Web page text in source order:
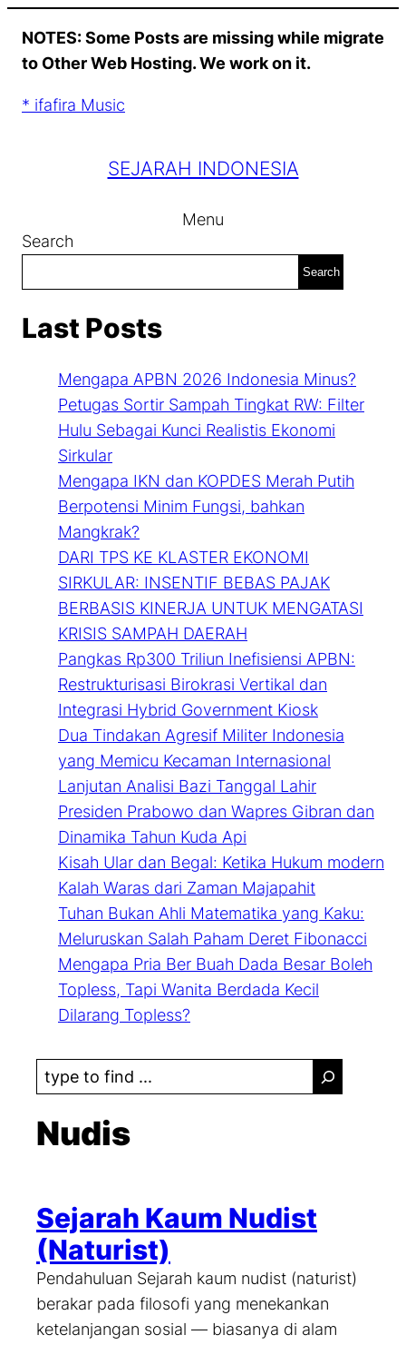
content
NOTES: Some Posts are missing while migrate
to Other Web Hosting. We work on it.
* ifafira Music
SEJARAH INDONESIA
Menu
Search
Search
Last Posts
Mengapa APBN 2026 Indonesia Minus?
Petugas Sortir Sampah Tingkat RW: Filter
Hulu Sebagai Kunci Realistis Ekonomi
Sirkular
Mengapa IKN dan KOPDES Merah Putih
Berpotensi Minim Fungsi, bahkan
Mangkrak?
DARI TPS KE KLASTER EKONOMI
SIRKULAR: INSENTIF BEBAS PAJAK
BERBASIS KINERJA UNTUK MENGATASI
KRISIS SAMPAH DAERAH
Pangkas Rp300 Triliun Inefisiensi APBN:
Restrukturisasi Birokrasi Vertikal dan
Integrasi Hybrid Government Kiosk
Dua Tindakan Agresif Militer Indonesia
yang Memicu Kecaman Internasional
Lanjutan Analisi Bazi Tanggal Lahir
Presiden Prabowo dan Wapres Gibran dan
Dinamika Tahun Kuda Api
Kisah Ular dan Begal: Ketika Hukum modern
Kalah Waras dari Zaman Majapahit
Tuhan Bukan Ahli Matematika yang Kaku:
Meluruskan Salah Paham Deret Fibonacci
Mengapa Pria Ber Buah Dada Besar Boleh
Topless, Tapi Wanita Berdada Kecil
Dilarang Topless?
S
e
a
rNudis
Sejarah Kaum Nudist
(Naturist)
Pendahuluan Sejarah kaum nudist (naturist)
berakar pada filosofi yang menekankan
ketelanjangan sosial — biasanya di alam